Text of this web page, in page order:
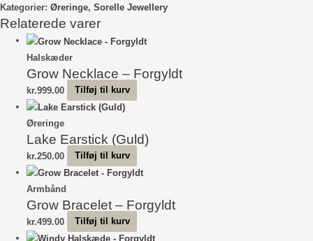
White
antal
Kategorier: Øreringe, Sorelle Jewellery
Relaterede varer
Halskæder
Grow Necklace – Forgyldt
kr.999.00 Tilføj til kurv
Øreringe
Lake Earstick (Guld)
kr.250.00 Tilføj til kurv
Armbånd
Grow Bracelet – Forgyldt
kr.499.00 Tilføj til kurv